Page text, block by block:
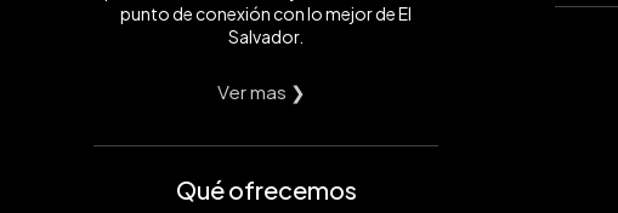
punto de conexión con lo mejor de El
Salvador.
Ver mas ❯
Qué ofrecemos